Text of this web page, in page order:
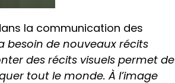
la communication des
besoin de nouveaux récits
des récits visuels permet de
tout le monde. À l’image